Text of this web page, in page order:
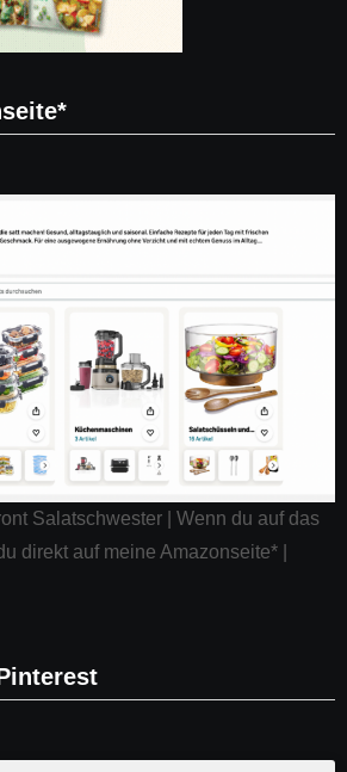
Salatschwester | Wenn du auf das
direkt auf meine Amazonseite* |